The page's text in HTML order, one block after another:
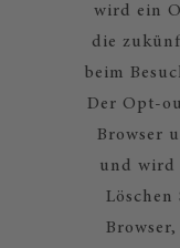
wird ein
die
beim
Der Opt-
Browser
und wird
Löschen